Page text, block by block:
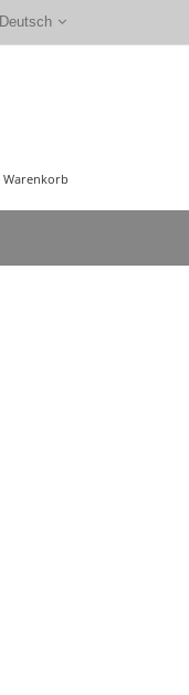
Deutsch
Warenkorb